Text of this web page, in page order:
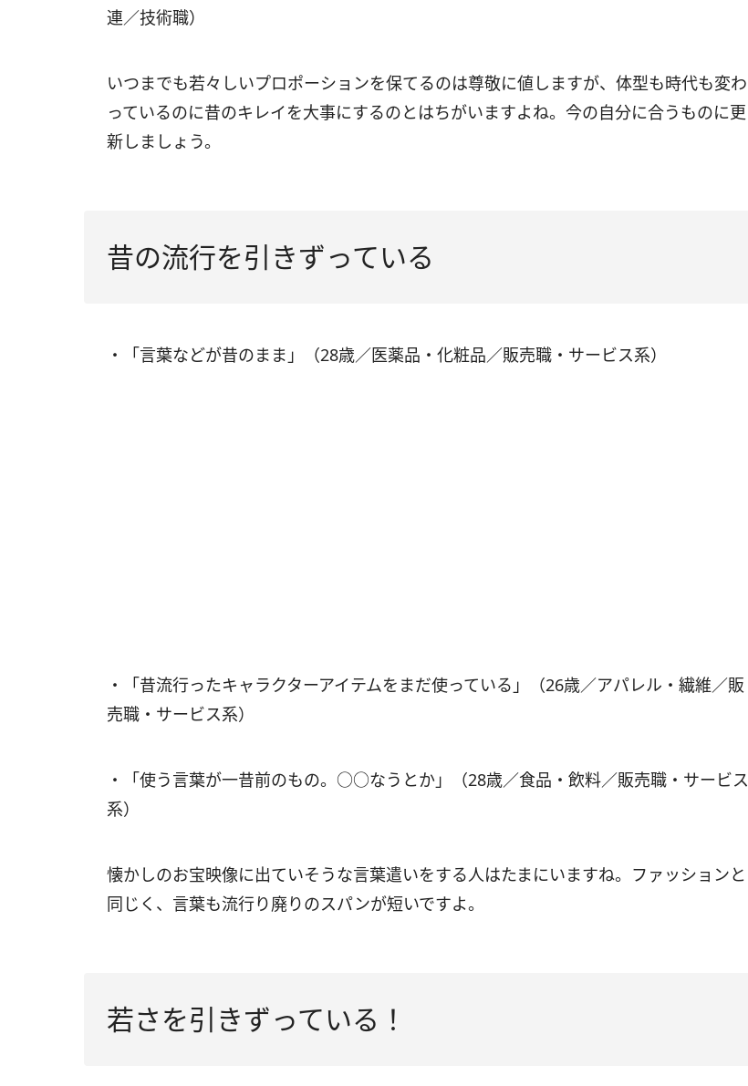
連／技術職）
いつまでも若々しいプロポーションを保てるのは尊敬に値しますが、体型も時代も変わ
っているのに昔のキレイを大事にするのとはちがいますよね。今の自分に合うものに更
新しましょう。
昔の流行を引きずっている
・「言葉などが昔のまま」（28歳／医薬品・化粧品／販売職・サービス系）
・「昔流行ったキャラクターアイテムをまだ使っている」（26歳／アパレル・繊維／販
売職・サービス系）
・「使う言葉が一昔前のもの。○○なうとか」（28歳／食品・飲料／販売職・サービス
系）
懐かしのお宝映像に出ていそうな言葉遣いをする人はたまにいますね。ファッションと
同じく、言葉も流行り廃りのスパンが短いですよ。
若さを引きずっている！